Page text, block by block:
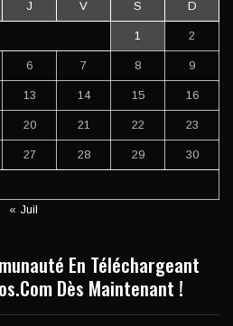
J V S D
1 2
6 7 8 9
13 14 15 16
20 21 22 23
27 28 29 30
« Juil
En Téléchargeant
Dès Maintenant !